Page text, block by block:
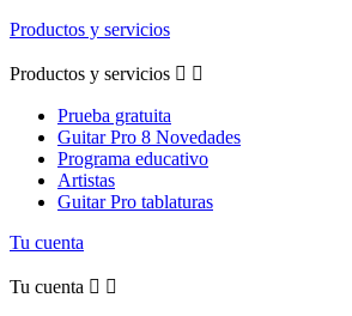
Productos y servicios
Productos y servicios  
Prueba gratuita
Guitar Pro 8 Novedades
Programa educativo
Artistas
Guitar Pro tablaturas
Tu cuenta
Tu cuenta  